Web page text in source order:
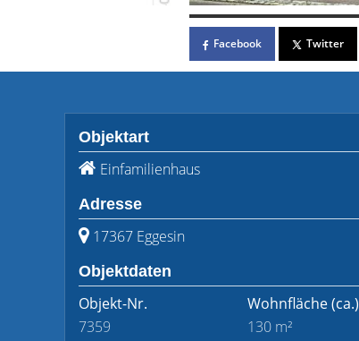
Facebook Twitter
Objektart
Einfamilienhaus
Adresse
17367 Eggesin
Objektdaten
Objekt-Nr.
7359
Wohnfläche(ca.)
130 m²